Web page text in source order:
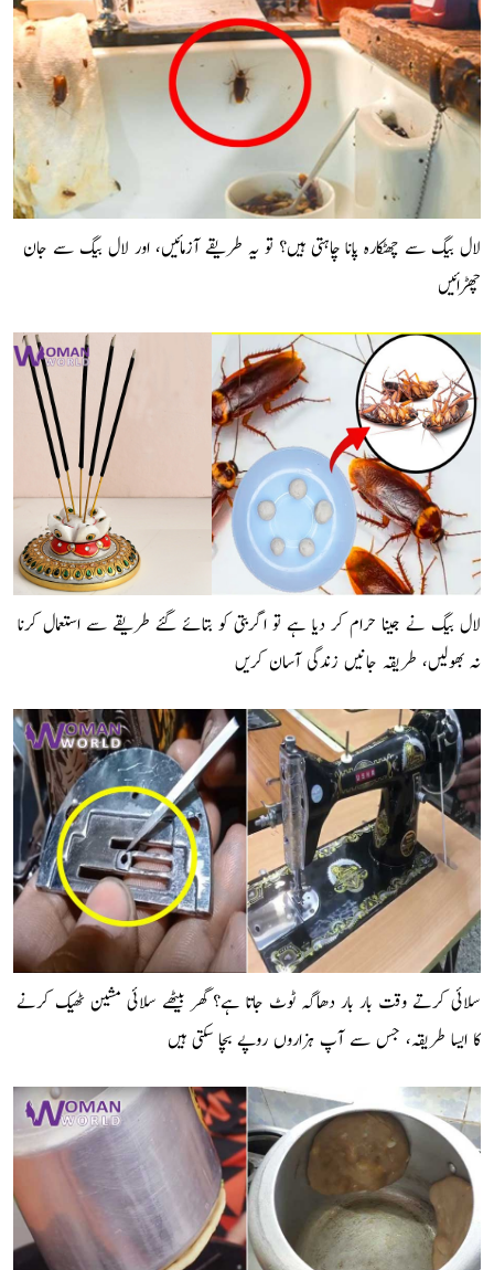
لال بیگ سے چھٹکارہ پانا چاہتی ہیں؟ تو یہ طریقے آزمائیں، اور لال بیگ سے جان
چھڑائیں
لال بیگ نے جینا حرام کر دیا ہے تو اگربتی کو بتائے گئے طریقے سے استعمال کرنا
نہ بھولیں، طریقہ جانیں زندگی آسان کریں
سلائی کرتے وقت بار بار دھاگہ ٹوٹ جاتا ہے؟ گھر بیٹھے سلائی مشین ٹھیک کرنے
کا ایسا طریقہ، جس سے آپ ہزاروں روپے بچا سکتی ہیں